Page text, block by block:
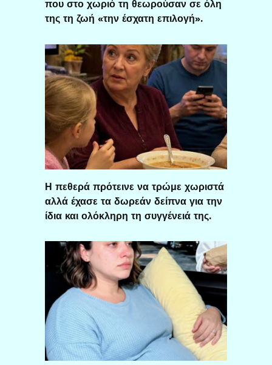
που στο χωριό τη θεωρούσαν σε όλη
της τη ζωή «την έσχατη επιλογή».
Η πεθερά πρότεινε να τρώμε χωριστά
αλλά έχασε τα δωρεάν δείπνα για την
ίδια και ολόκληρη τη συγγένειά της.